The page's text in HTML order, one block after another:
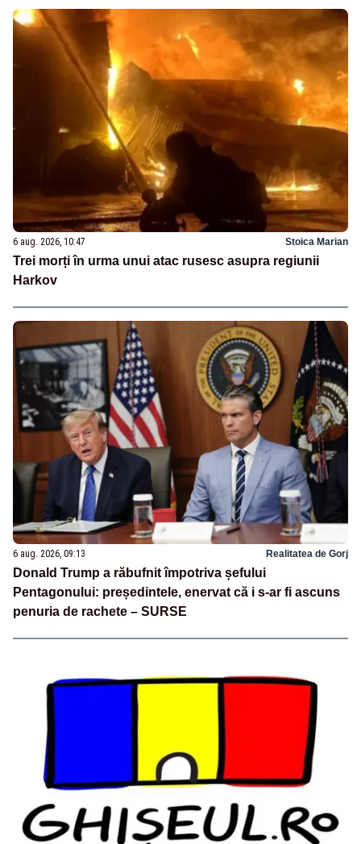
6 aug. 2026, 10:47 Stoica Marian
Trei morți în urma unui atac rusesc asupra regiunii
Harkov
6 aug. 2026, 09:13 Realitatea de Gorj
Donald Trump a răbufnit împotriva șefului
Pentagonului: președintele, enervat că i s-ar fi ascuns
penuria de rachete – SURSE